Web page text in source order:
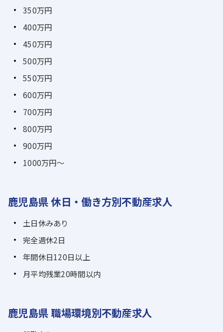
350万円
400万円
450万円
500万円
550万円
600万円
700万円
800万円
900万円
1000万円～
鹿児島県 休日・働き方別不動産求人
土日休みあり
完全週休2日
年間休日120日以上
月平均残業20時間以内
鹿児島県 職場環境別不動産求人